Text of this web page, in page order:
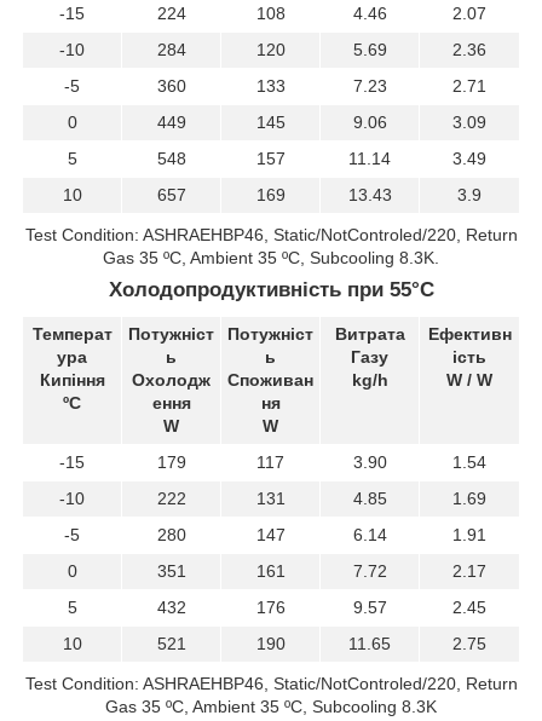
-15 224 108 4.46
2.07
-10
284 120 5.69
2.36
-5
360 133 7.23
2.71
0
449 145 9.06
3.09
5
548 157 11.14
3.49
10
657 169 13.43 3.9
Test Condition: ASHRAEHBP46, Static/NotControled/220, Return
Gas 35 ºC, Ambient 35 ºC, Subcooling 8.3K.
Холодопродуктивність при 55°C
Температ
ура
Кипіння
ºC
Потужніст
ь
Охолодж
ення
W
Потужніст
ь
Споживан
ня
W
Витрата
Газу
kg/h
Ефективн
ість
W / W
-15 179 117 3.90
1.54
-10
222 131 4.85
1.69
-5
280 147 6.14
1.91
0
351 161 7.72
2.17
5
432 176 9.57
2.45
10
521 190 11.65 2.75
Test Condition: ASHRAEHBP46, Static/NotControled/220, Return
Gas 35 ºC, Ambient 35 ºC, Subcooling 8.3K